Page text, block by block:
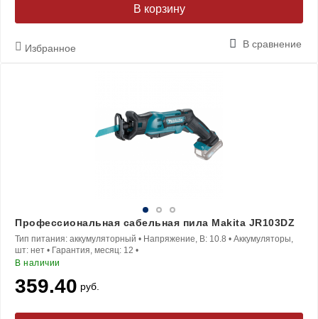
В корзину
Избранное В сравнение
Профессиональная сабельная пила Makita JR103DZ
Тип питания: аккумуляторный • Напряжение, В: 10.8 • Аккумуляторы,
шт: нет • Гарантия, месяц: 12 •
В наличии
359.40 руб.